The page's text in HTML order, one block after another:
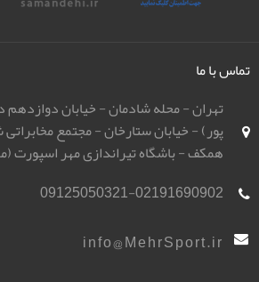
تماس با ما
تهران - محله شادمان - خیابان دوازدهم
پور) - خیابان ستارخان - مجتمع
همکف - باشگاه تیراندازی مهر اسپورت
09125050321-02191690902
info@MehrSport.ir